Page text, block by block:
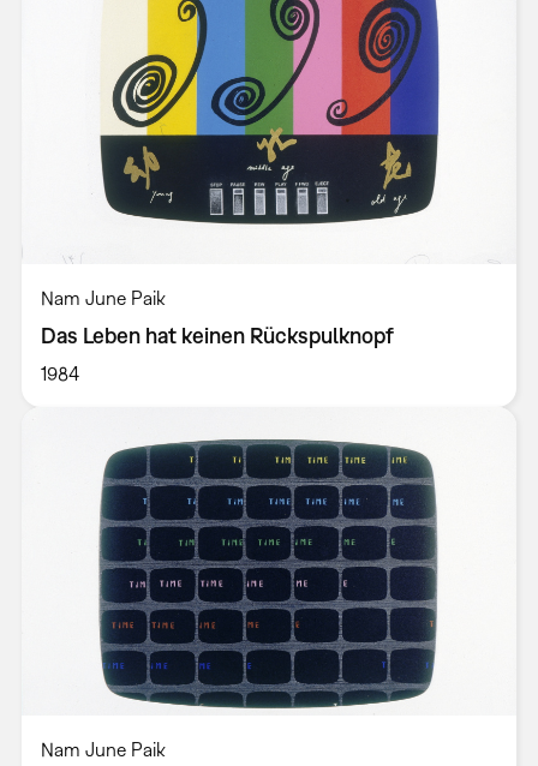
Nam June Paik
Das Leben hat keinen Rückspulknopf
1984
Nam June Paik